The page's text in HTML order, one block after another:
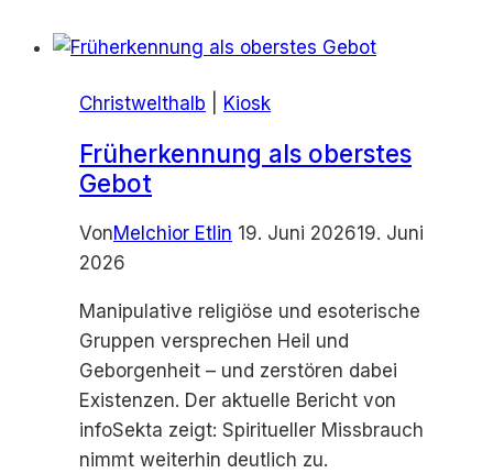
Christwelthalb Kiosk
Früherkennung als oberstes
Gebot
VonMelchior Etlin 19. Juni 202619. Juni
2026
Manipulative religiöse und esoterische
Gruppen versprechen Heil und
Geborgenheit – und zerstören dabei
Existenzen. Der aktuelle Bericht von
infoSekta zeigt: Spiritueller Missbrauch
nimmt weiterhin deutlich zu.